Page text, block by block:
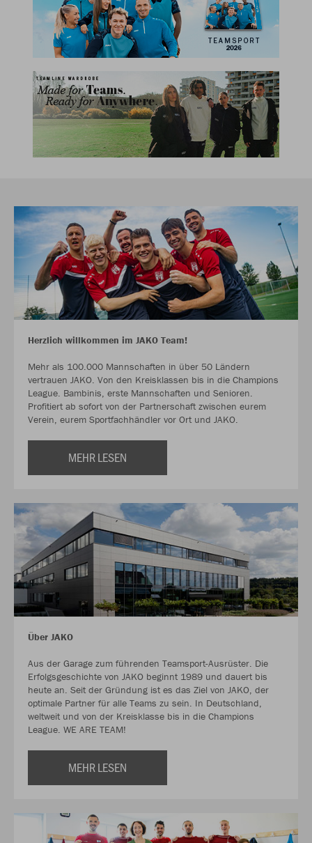
Herzlich willkommen im JAKO Team!
Mehr als 100.000 Mannschaften in über 50 Ländern
vertrauen JAKO. Von den Kreisklassen bis in die Champions
League. Bambinis, erste Mannschaften und Senioren.
Profitiert ab sofort von der Partnerschaft zwischen eurem
Verein, eurem Sportfachhändler vor Ort und JAKO.
MEHR LESEN
Über JAKO
Aus der Garage zum führenden Teamsport-Ausrüster. Die
Erfolgsgeschichte von JAKO beginnt 1989 und dauert bis
heute an. Seit der Gründung ist es das Ziel von JAKO, der
optimale Partner für alle Teams zu sein. In Deutschland,
weltweit und von der Kreisklasse bis in die Champions
League. WE ARE TEAM!
MEHR LESEN